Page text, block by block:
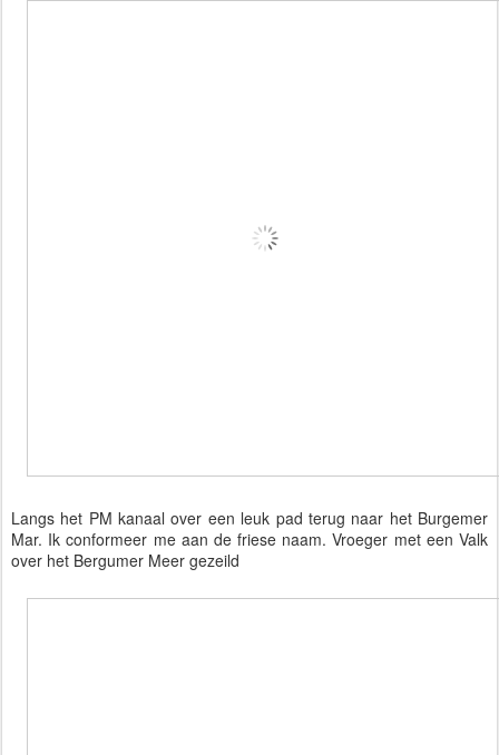
Langs het PM kanaal over een leuk pad terug naar het Burgemer
Mar. Ik conformeer me aan de friese naam. Vroeger met een Valk
over het Bergumer Meer gezeild